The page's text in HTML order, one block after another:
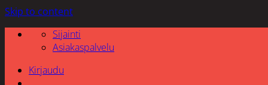
Skip to content
Sijainti
Asiakaspalvelu
Kirjaudu